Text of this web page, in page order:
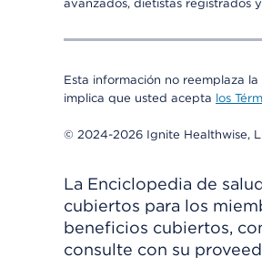
avanzados, dietistas registrados
Esta información no reemplaza
implica que usted acepta los
© 2024-2026 Ignite Healthwise,
La Enciclopedia de
cubiertos para los
beneficios cubiertos,
consulte con su